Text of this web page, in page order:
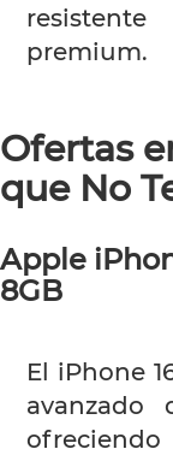
premium.
Ofertas
que No
Apple
8GB
El iPhone
avanzado